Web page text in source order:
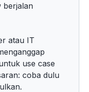
berjalan
atau IT
use case
coba dulu